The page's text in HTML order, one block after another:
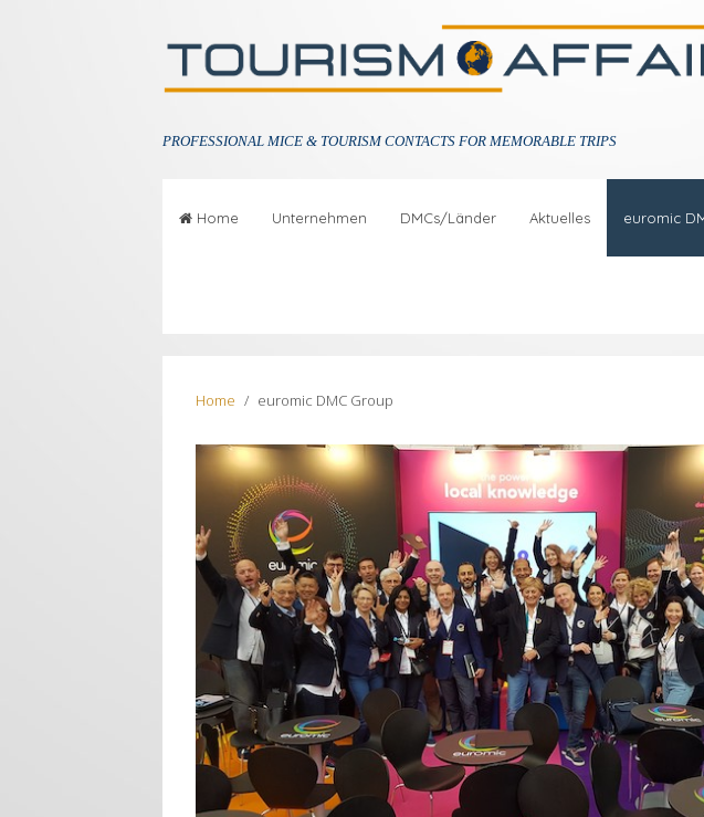
PROFESSIONAL MICE & TOURISM CONTACTS FOR MEMORABLE TRIPS
Home Unternehmen DMCs/Länder Aktuelles euromic
Home euromic DMC Group